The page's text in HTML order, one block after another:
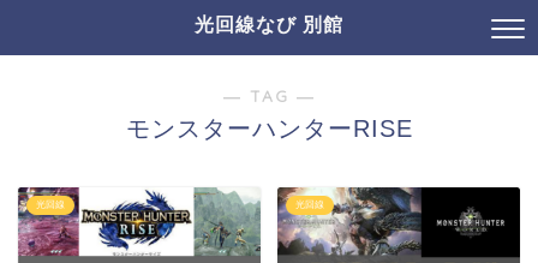
光回線なび 別館
― TAG ―
モンスターハンターRISE
光回線 光回線